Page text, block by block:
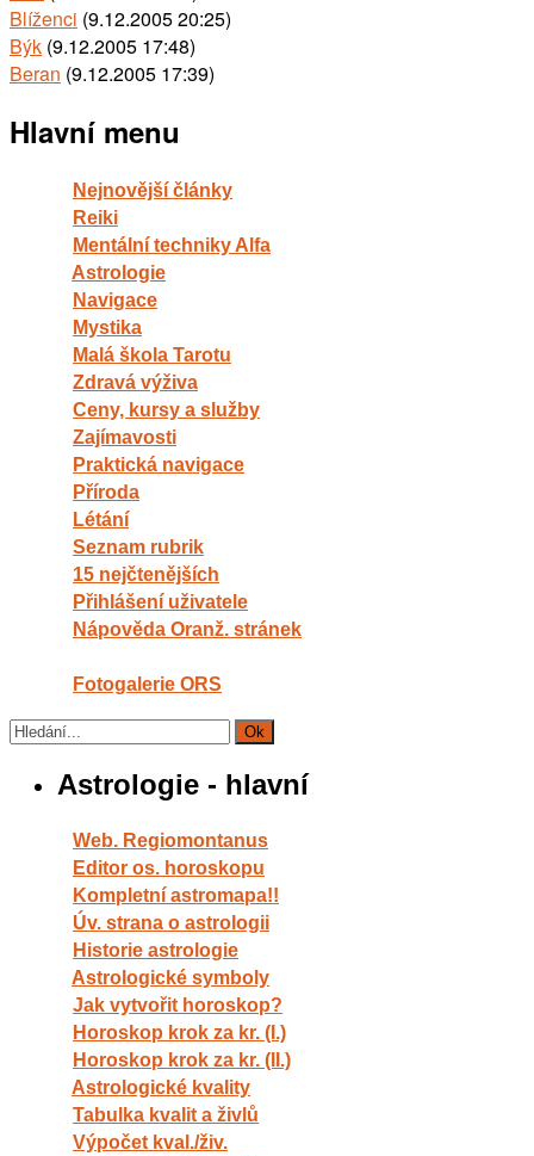
Blíženci (9.12.2005 20:25)
Býk (9.12.2005 17:48)
Beran (9.12.2005 17:39)
Hlavní menu
Nejnovější články
Reiki
Mentální techniky Alfa
Astrologie
Navigace
Mystika
Malá škola Tarotu
Zdravá výživa
Ceny, kursy a služby
Zajímavosti
Praktická navigace
Příroda
Létání
Seznam rubrik
15 nejčtenějších
Přihlášení uživatele
Nápověda Oranž. stránek
Fotogalerie ORS
Astrologie - hlavní
Web. Regiomontanus
Editor os. horoskopu
Kompletní astromapa!!
Úv. strana o astrologii
Historie astrologie
Astrologické symboly
Jak vytvořit horoskop?
Horoskop krok za kr. (I.)
Horoskop krok za kr. (II.)
Astrologické kvality
Tabulka kvalit a živlů
Výpočet kval./živ.